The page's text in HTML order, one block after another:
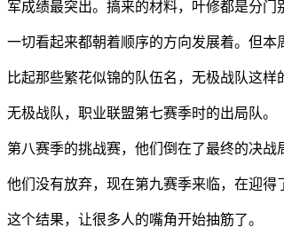
军成绩最突出。搞来的材料，叶修都是分门
一切看起来都朝着顺序的方向发展着。但本
比起那些繁花似锦的队伍名，无极战队这
无极战队，职业联盟第七赛季时的出局队。
第八赛季的挑战赛，他们倒在了最终的决战
他们没有放弃，现在第九赛季来临，在迎得
这个结果，让很多人的嘴角开始抽筋了。